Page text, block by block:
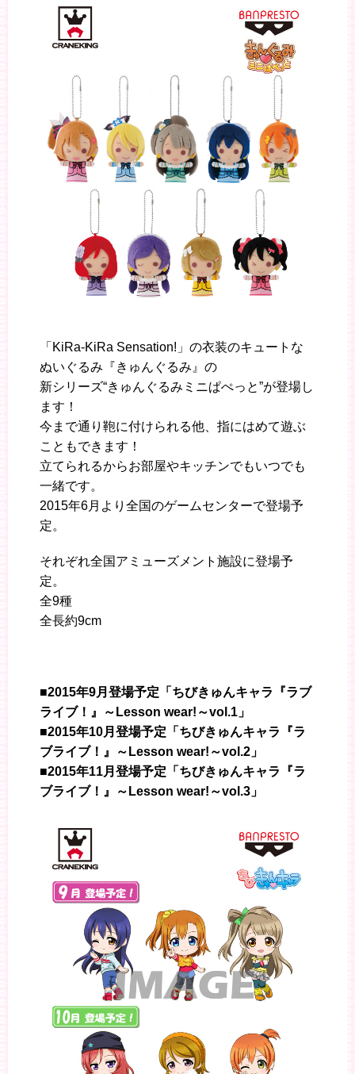
「KiRa-KiRa Sensation!」の衣装のキュートな
ぬいぐるみ『きゅんぐるみ』の
新シリーズ“きゅんぐるみミニぱぺっと”が登場し
ます！
今まで通り鞄に付けられる他、指にはめて遊ぶ
こともできます！
立てられるからお部屋やキッチンでもいつでも
一緒です。
2015年6月より全国のゲームセンターで登場予
定。
それぞれ全国アミューズメント施設に登場予
定。
全9種
全長約9cm
■2015年9月登場予定「ちびきゅんキャラ『ラブ
ライブ！』～Lesson wear!～vol.1」
■2015年10月登場予定「ちびきゅんキャラ『ラ
ブライブ！』～Lesson wear!～vol.2」
■2015年11月登場予定「ちびきゅんキャラ『ラ
ブライブ！』～Lesson wear!～vol.3」